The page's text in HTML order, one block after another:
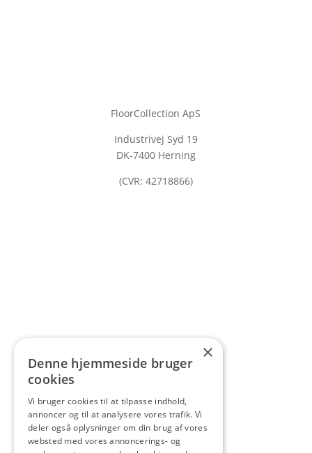
FloorCollection ApS
Industrivej Syd 19
DK-7400 Herning
(CVR: 42718866)
×
Denne hjemmeside bruger
cookies
Vi bruger cookies til at tilpasse indhold,
annoncer og til at analysere vores trafik. Vi
deler også oplysninger om din brug af vores
websted med vores annoncerings- og